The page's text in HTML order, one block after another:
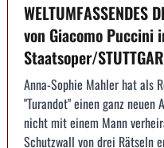
von Giacomo Puccini
Staatsoper/
Anna-Sophie Mahler hat als
"Turandot" einen ganz
nicht mit einem Mann
Schutzwall von drei Rätseln